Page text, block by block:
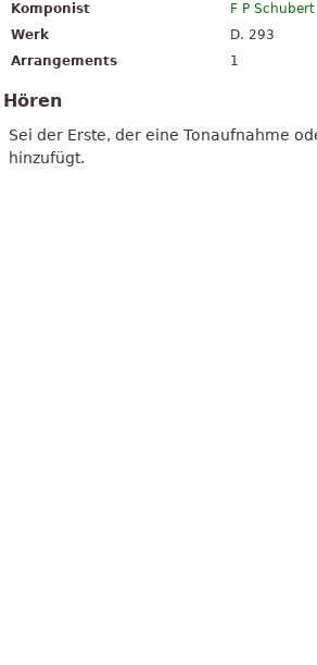
Komponist
F P Schubert
Werk
D. 293
Arrangements
1
Hören
Sei der Erste, der eine Tonaufnahme
hinzufügt.